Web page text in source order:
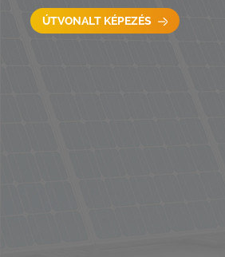
ÚTVONALT KÉPEZÉS